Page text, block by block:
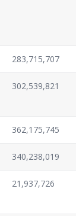
283,715,707
302,539,821
362,175,745
340,238,019
21,937,726